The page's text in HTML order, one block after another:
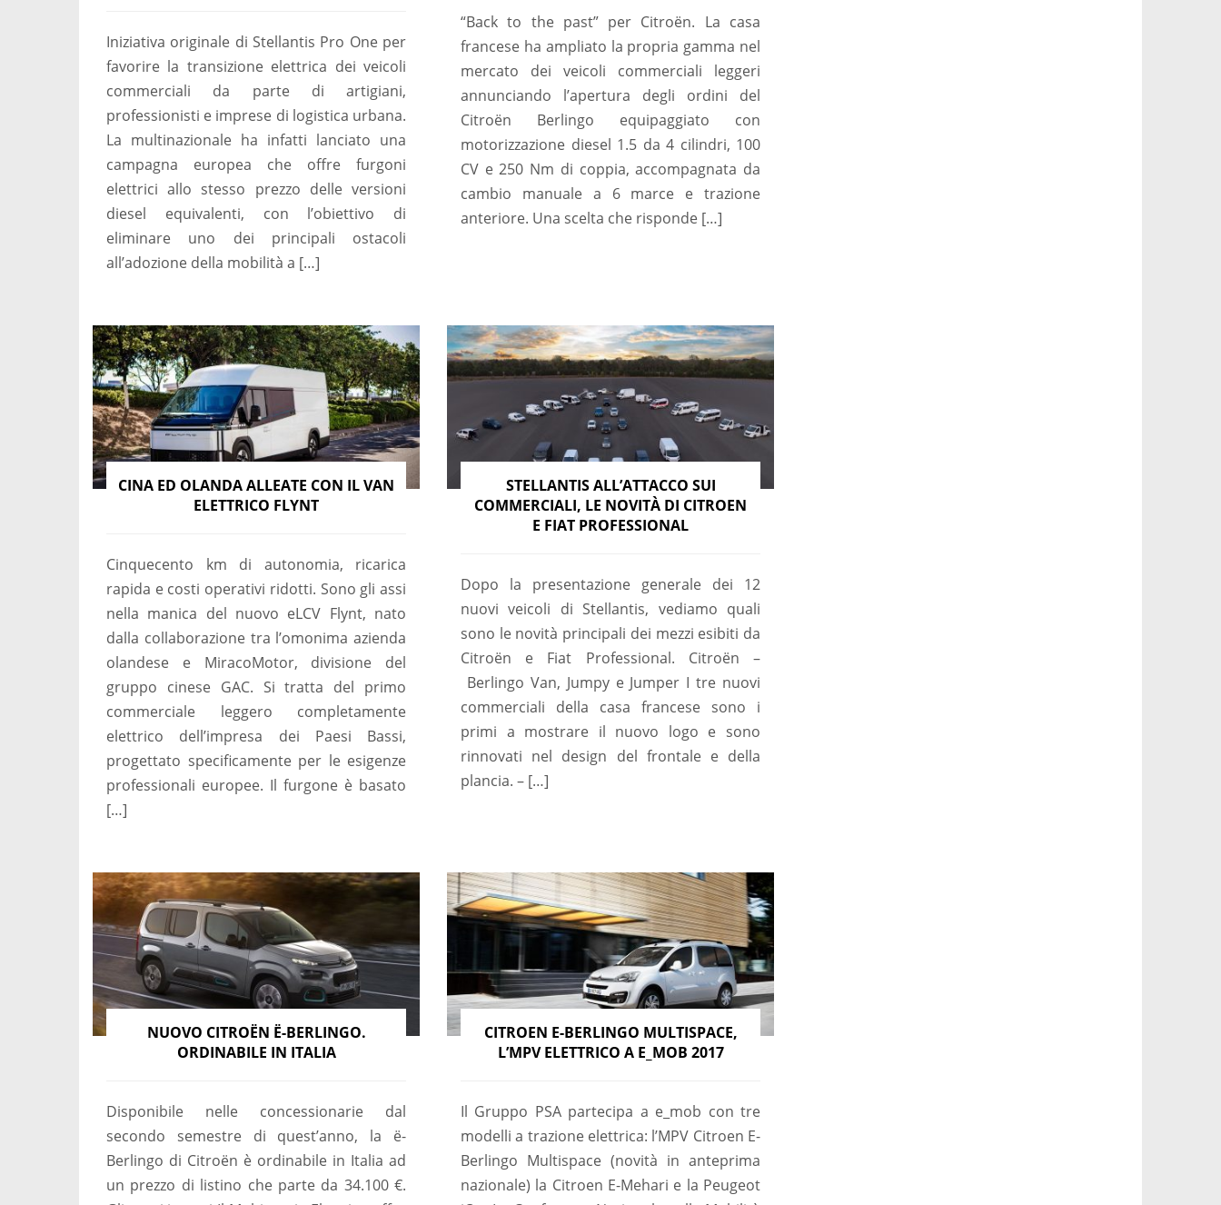
Iniziativa originale di Stellantis Pro One per
favorire la transizione elettrica dei veicoli
commerciali da parte di artigiani,
professionisti e imprese di logistica urbana.
La multinazionale ha infatti lanciato una
campagna europea che offre furgoni
elettrici allo stesso prezzo delle versioni
diesel equivalenti, con l’obiettivo di
eliminare uno dei principali ostacoli
all’adozione della mobilità a […]
“Back to the past” per Citroën. La casa
francese ha ampliato la propria gamma nel
mercato dei veicoli commerciali leggeri
annunciando l’apertura degli ordini del
Citroën Berlingo equipaggiato con
motorizzazione diesel 1.5 da 4 cilindri, 100
CV e 250 Nm di coppia, accompagnata da
cambio manuale a 6 marce e trazione
anteriore. Una scelta che risponde […]
CINA ED OLANDA ALLEATE CON IL VAN
ELETTRICO FLYNT
Cinquecento km di autonomia, ricarica
rapida e costi operativi ridotti. Sono gli assi
nella manica del nuovo eLCV Flynt, nato
dalla collaborazione tra l’omonima azienda
olandese e MiracoMotor, divisione del
gruppo cinese GAC. Si tratta del primo
commerciale leggero completamente
elettrico dell’impresa dei Paesi Bassi,
progettato specificamente per le esigenze
professionali europee. Il furgone è basato
[…]
STELLANTIS ALL’ATTACCO SUI
COMMERCIALI, LE NOVITÀ DI CITROEN
E FIAT PROFESSIONAL
Dopo la presentazione generale dei 12
nuovi veicoli di Stellantis, vediamo quali
sono le novità principali dei mezzi esibiti da
Citroën e Fiat Professional. Citroën –
Berlingo Van, Jumpy e Jumper I tre nuovi
commerciali della casa francese sono i
primi a mostrare il nuovo logo e sono
rinnovati nel design del frontale e della
plancia. – […]
NUOVO CITROËN Ë-BERLINGO.
ORDINABILE IN ITALIA
Disponibile nelle concessionarie dal
secondo semestre di quest’anno, la ë-
Berlingo di Citroën è ordinabile in Italia ad
un prezzo di listino che parte da 34.100 €.
CITROEN E-BERLINGO MULTISPACE,
L’MPV ELETTRICO A E_MOB 2017
Il Gruppo PSA partecipa a e_mob con tre
modelli a trazione elettrica: l’MPV Citroen E-
Berlingo Multispace (novità in anteprima
nazionale) la Citroen E-Mehari e la Peugeot